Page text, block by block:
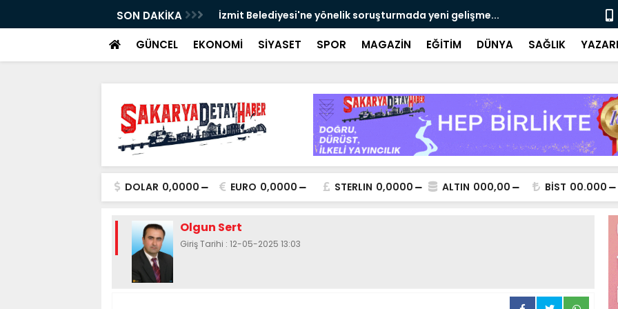
SON DAKİKA İzmit Belediyesi'ne yönelik soruşturmada yeni gelişme... Çalışma,
GÜNCEL EKONOMİ SİYASET SPOR MAGAZİN EĞİTİM DÜNYA SAĞLIK
DOLAR 0,0000 EURO 0,0000 STERLIN 0,0000 ALTIN 000,00 BİST 00.000
Olgun Sert
Giriş Tarihi : 12-05-2025 13:03